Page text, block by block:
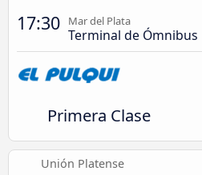
17:30 Mar del Plata
Terminal de Ómnibus
Primera Clase
Unión Platense